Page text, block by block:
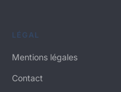
LÉGAL
Mentions légales
Contact